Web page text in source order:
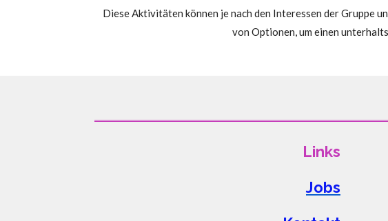
Diese Aktivitäten können je nach den Interessen der Gruppe
von Optionen, um einen
Links
Jobs